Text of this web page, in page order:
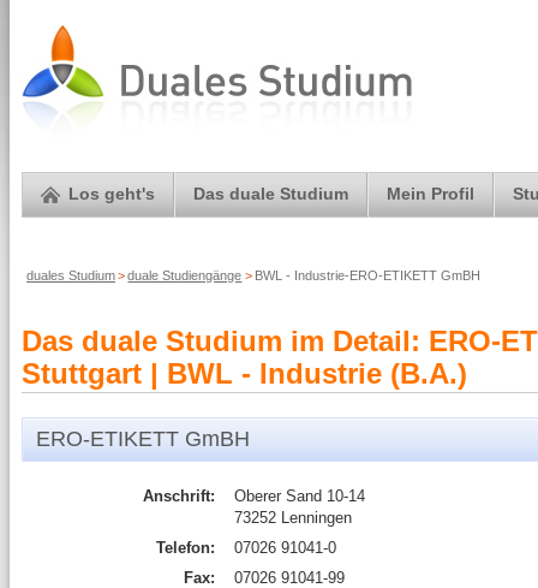
Los geht's Das duale Studium Mein Profil
duales Studium> duale Studiengänge > BWL - Industrie-ERO-ETIKETT GmBH
Das duale Studium im Detail: ERO-
Stuttgart | BWL - Industrie (B.A.)
ERO-ETIKETT GmBH
Anschrift:
Oberer Sand 10-14
73252 Lenningen
Telefon:
07026 91041-0
Fax:
07026 91041-99